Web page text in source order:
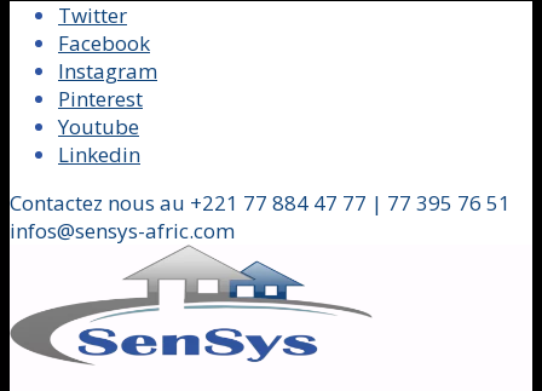
Twitter
Facebook
Instagram
Pinterest
Youtube
Linkedin
Contactez nous au +221 77 884 47 77 | 77 395 76 51
infos@sensys-afric.com